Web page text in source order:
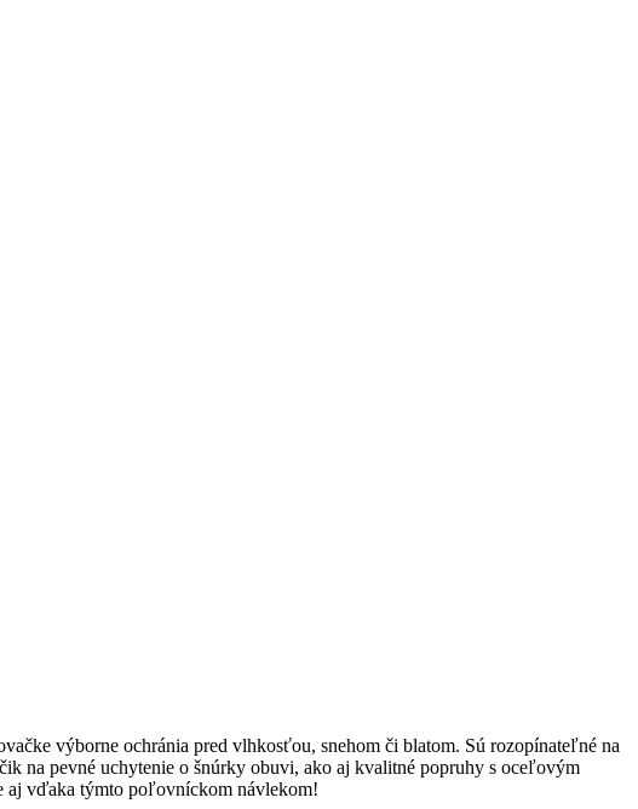
výborne ochránia pred vlhkosťou, snehom či blatom. Sú rozopínateľné na
na pevné uchytenie o šnúrky obuvi, ako aj kvalitné popruhy s oceľovým
aj vďaka týmto poľovníckom návlekom!